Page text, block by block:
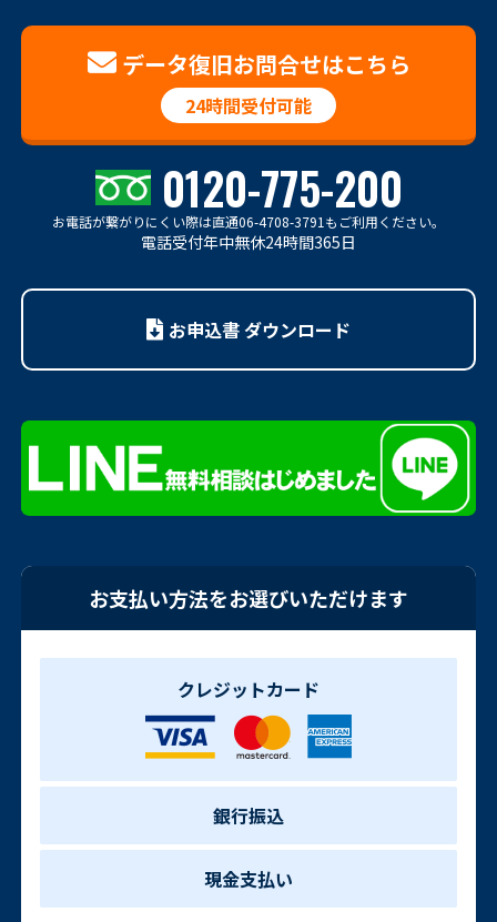
データ復旧お問合せはこちら
24時間受付可能
0120-775-200
お電話が繋がりにくい際は直通06-4708-3791もご利用ください。
電話受付年中無休24時間365日
お申込書 ダウンロード
お支払い方法をお選びいただけます
クレジットカード
銀行振込
現金支払い